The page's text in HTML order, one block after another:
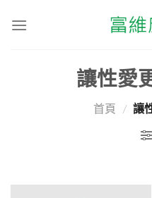
讓性愛
首頁 / 讓